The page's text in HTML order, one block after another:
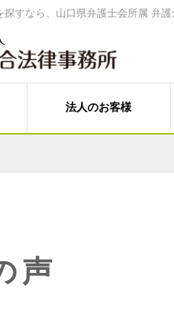
探すなら、山口県弁護士会所属 弁
付金
法人のお客様
声